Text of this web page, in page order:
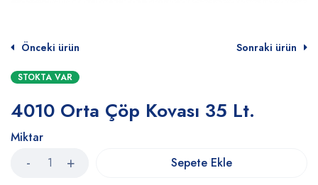
Önceki ürün Sonraki ürün
STOKTA VAR
4010 Orta Çöp Kovası 35 Lt.
Miktar
Sepete Ekle